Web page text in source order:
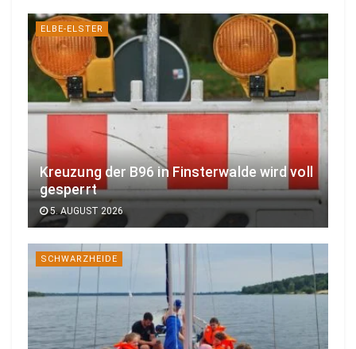
ELBE-ELSTER
Kreuzung der B96 in Finsterwalde wird voll
gesperrt
5. AUGUST 2026
SCHWARZHEIDE